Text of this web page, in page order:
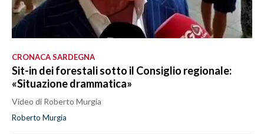
CRONACA SARDEGNA
Sit-in dei forestali sotto il Consiglio regionale:
«Situazione drammatica»
Video di Roberto Murgia
Roberto Murgia